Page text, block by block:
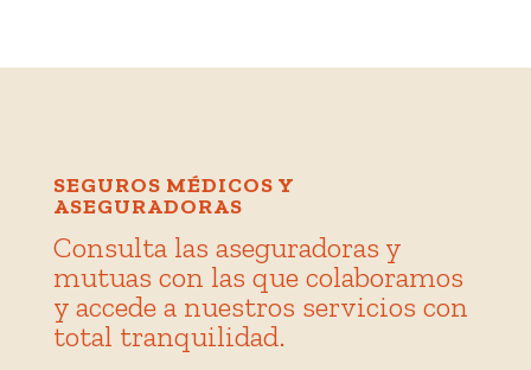
SEGUROS MÉDICOS Y
ASEGURADORAS
Consulta las aseguradoras y
mutuas con las que colaboramos
y accede a nuestros servicios con
total tranquilidad.